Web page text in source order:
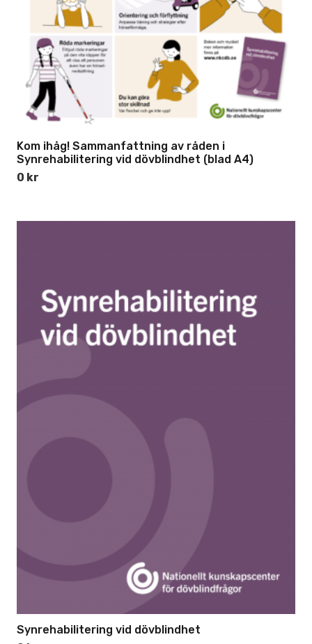
Kom ihåg! Sammanfattning av råden i
Synrehabilitering vid dövblindhet (blad A4)
0 kr
Synrehabilitering vid dövblindhet